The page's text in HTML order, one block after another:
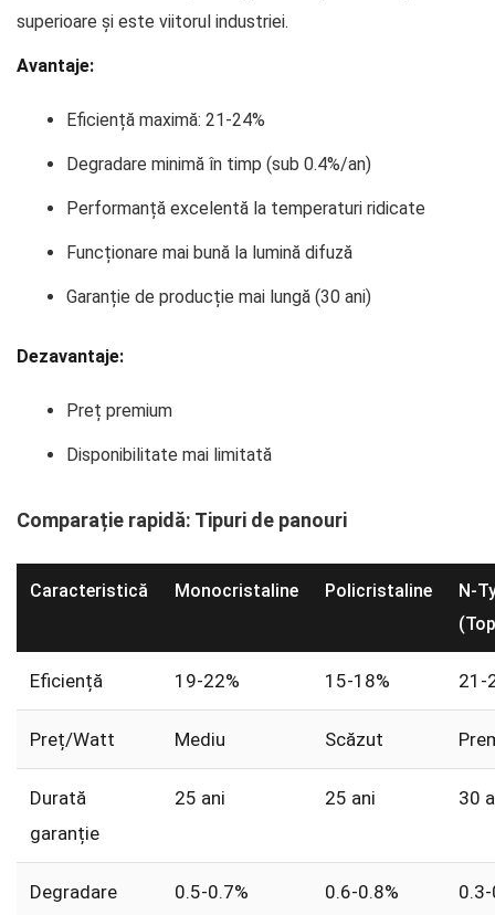
superioare și este viitorul industriei.
Avantaje:
Eficiență maximă: 21-24%
Degradare minimă în timp (sub 0.4%/an)
Performanță excelentă la temperaturi ridicate
Funcționare mai bună la lumină difuză
Garanție de producție mai lungă (30 ani)
Dezavantaje:
Preț premium
Disponibilitate mai limitată
Comparație rapidă: Tipuri de panouri
Caracteristică Monocristaline Policristaline
N-
Eficiență 19-22% 15-18% 21-
Preț/Watt Mediu Scăzut
Durată
garanție
25 ani 25 ani 30
Degradare
0.5-0.7% 0.6-0.8%